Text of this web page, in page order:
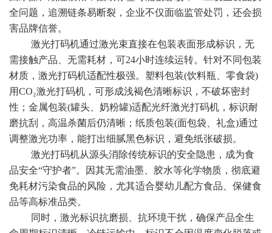
全问题，追溯链条易断裂，企业不仅面临监管处罚，还会损
害品牌信誉。
激光打码机通过激光束直接在包装表面形成标识，无
需接触产品、无需耗材，可24小时连续运转。针对不同包装
材质，激光打码机适配性极强。塑料包装(饮料瓶、零食袋)
用CO₂激光打码机，可形成浅褐色清晰标识，不破坏密封
性；金属包装(罐头、奶粉罐)适配光纤激光打码机，标识耐
磨抗刮，高温杀菌后仍清晰；纸质包装(面包袋、礼盒)通过
调整激光功率，能打出细腻黑色标识，避免纸张破损。
激光打码机从源头消除传统标识的安全隐患，成为食
品安全“守护者”。因其无需油墨、胶水等化学物质，彻底避
免耗材污染食品的风险，尤其适合婴幼儿配方食品、保健食
品等高标准品类。
同时，激光标识抗磨损、抗环境干扰，确保产品全生